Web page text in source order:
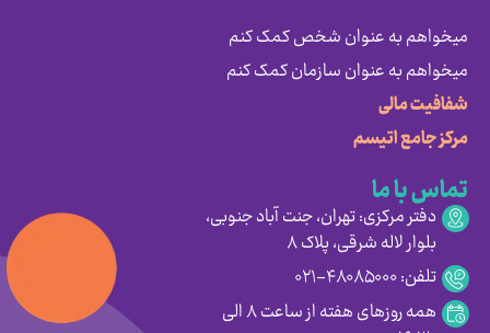
میخواهم به عنوان شخص کمک کنم
میخواهم به عنوان سازمان کمک کنم
شفافیت مالی
مرکز جامع اتیسم
تماس با ما
دفتر مرکزی: تهران، جنت آباد جنوبی،
بلوار لاله شرقی، پلاک ۸
تلفن: ۴۸۰۸۵۰۰۰-۰۲۱
همه روزهای هفته از ساعت ۸ الی